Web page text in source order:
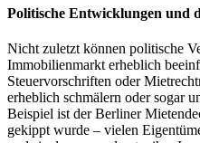
Politische Entwicklungen und
Nicht zuletzt können politische
Immobilienmarkt erheblich
Steuervorschriften oder
erheblich schmälern oder sogar
Beispiel ist der Berliner
gekippt wurde – vielen